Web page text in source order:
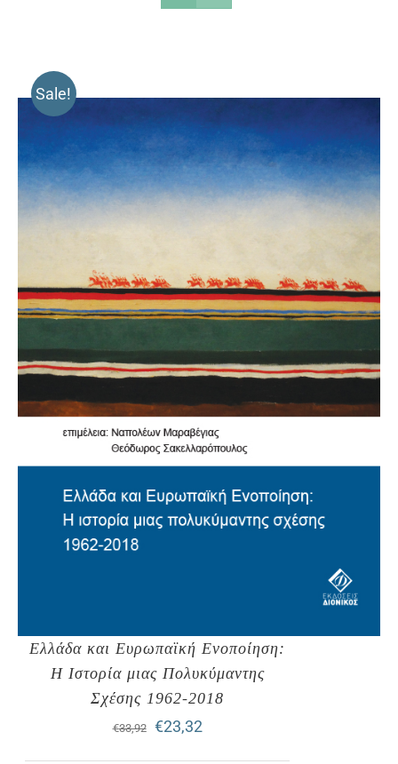
Sale!
Ελλάδα και Ευρωπαϊκή Ενοποίηση:
Η Ιστορία μιας Πολυκύμαντης
Σχέσης 1962-2018
€33,92
Original
price
€23,32Η
τρέχουσα